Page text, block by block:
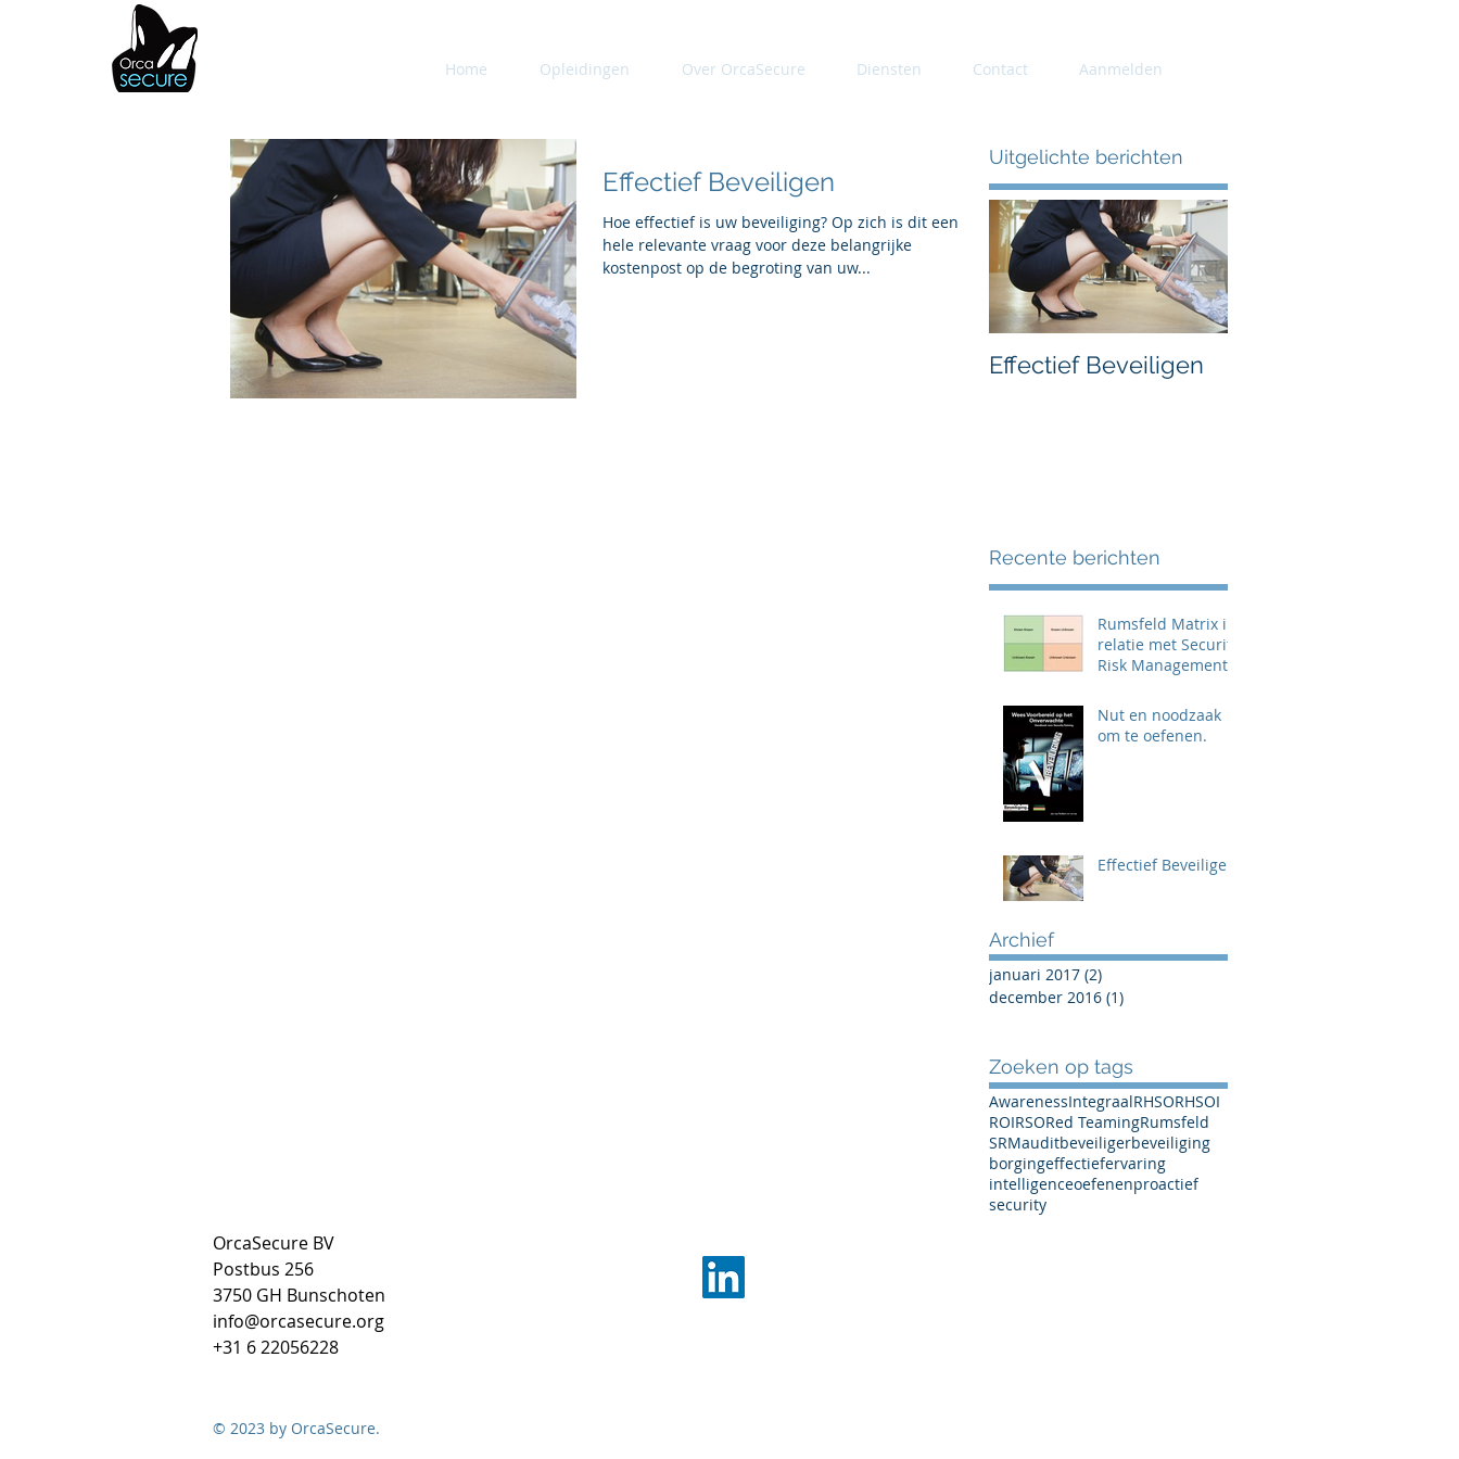
Home Opleidingen Over OrcaSecure Diensten Contact Aanmelden
Effectief Beveiligen
Hoe effectief is uw beveiliging? Op zich is dit een
hele relevante vraag voor deze belangrijke
kostenpost op de begroting van uw...
Uitgelichte berichten
Effectief Beveiligen
Recente berichten
Rumsfeld Matrix in
relatie met Security
Risk Management
Nut en noodzaak
om te oefenen.
Effectief Beveiligen
Archief
januari 2017 (2)
december 2016 (1)
Zoeken op tags
AwarenessIntegraalRHSORHSOI
ROIRSORed TeamingRumsfeld
SRMauditbeveiligerbeveiliging
borgingeffectiefervaring
intelligenceoefenenproactief
security
OrcaSecure BV
Postbus 256
3750 GH Bunschoten
info@orcasecure.org
+31 6 22056228
© 2023 by OrcaSecure.